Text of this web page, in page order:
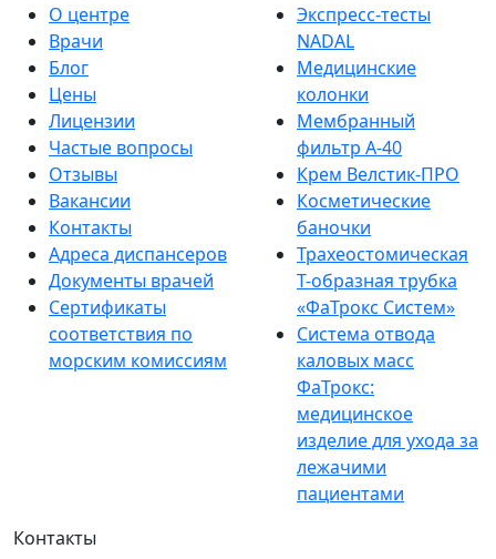
О центре
Врачи
Блог
Цены
Лицензии
Частые вопросы
Отзывы
Вакансии
Контакты
Адреса диспансеров
Документы врачей
Сертификаты
соответствия по
морским комиссиям
Экспресс-тесты
NADAL
Медицинские
колонки
Мембранный
фильтр A-40
Крем Велстик-ПРО
Косметические
баночки
Трахеостомическая
Т-образная трубка
«ФаТрокс Систем»
Система отвода
каловых масс
ФаТрокс:
медицинское
изделие для ухода за
лежачими
пациентами
Контакты